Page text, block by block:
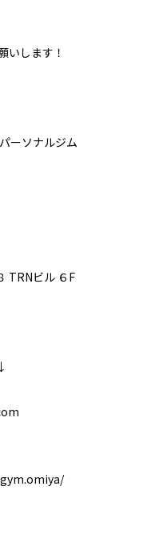
いします！
ーソナルジム
TRNビル ６F